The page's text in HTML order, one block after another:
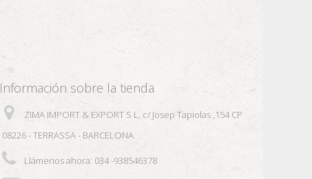
Información sobre la tienda
ZIMA IMPORT & EXPORT S L, c/ Josep Tapiolas ,154 CP
08226 - TERRASSA - BARCELONA
Llámenos ahora: 034 -938546378